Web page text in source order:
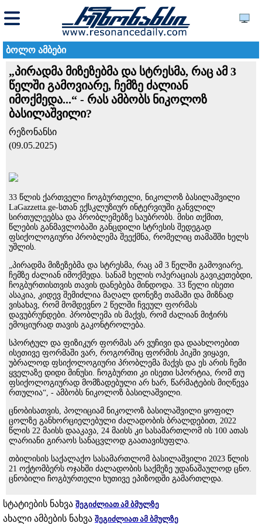
ბოლო ამბები
„პირადმა მიზეზებმა და სტრესმა, რაც ამ 3
წელში გამოვიარე, ჩემზე ძალიან
იმოქმედა...“ - რას ამბობს ნიკოლოზ
ბასილაშვილი?
რეზონანსი
(09.05.2025)
33 წლის ქართველი ჩოგბურთელი, ნიკოლოზ ბასილაშვილი
LaGazzetta.ge-სთან ექსკლუზიურ ინტერვიუში განვლილ
სირთულეებსა და პრობლემებზე საუბრობს. მისი თქმით,
წლების განმავლობაში განცდილი სტრესის შედეგად
ფსიქოლოგიური პრობლემა შეექმნა, რომელიც თამაშში ხელს
უშლის.
„პირადმა მიზეზებმა და სტრესმა, რაც ამ 3 წელში გამოვიარე,
ჩემზე ძალიან იმოქმედა. სანამ ხელის ოპერაციას გავიკეთებდი,
ჩოგბურთისთვის თავის დანებება მინდოდა. 33 წელი ისეთი
ასაკია, კიდევ შემიძლია მაღალ დონეზე თამაში და მიზნად
ვისახავ, რომ მომდევნო 2 წელში ჩვეულ ფორმას
დავუბრუნდები. პრობლემა ის მაქვს, რომ ძალიან მიჭირს
ემოციურად თავის გაკონტროლება.
სპორტულ და ფიზიკურ ფორმას არ ვუჩივი და დაახლოებით
ისეთივე ფორმაში ვარ, როგორშიც ფორმის პიკში ვიყავი,
უბრალოდ ფსიქოლოგიური პრობლემა მაქვს და ეს არის ჩემი
ყველაზე დიდი მინუსი. ჩოგბურთი კი ისეთი სპორტია, რომ თუ
ფსიქოლოგიურად მომზადებული არ ხარ, წარმატების მიღწევა
რთულია“, - ამბობს ნიკოლოზ ბასილაშვილი.
ცნობისათვის, პოლიციამ ნიკოლოზ ბასილაშვილი ყოფილ
ცოლზე განხორციელებული ძალადობის ბრალდებით, 2022
წლის 22 მაისს დააკავა, 24 მაისს კი სასამართლომ ის 100 ათას
ლარიანი გირაოს სანაცვლოდ გაათავისუფლა.
თბილისის საქალაქო სასამართლომ ბასილაშვილი 2023 წლის
21 ოქტომბერს ოჯახში ძალადობის საქმეზე უდანაშაულოდ ცნო.
ცნობილი ჩოგბურთელი ხუთივე ეპიზოდში გამართლდა.
სტატიების ნახვა შეგიძლიათ ამ ბმულზე
ახალი ამბების ნახვა შეგიძლიათ ამ ბმულზე